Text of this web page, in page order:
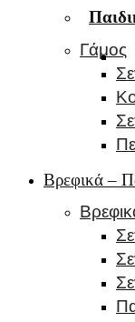
Γάμος
Βρεφικά –